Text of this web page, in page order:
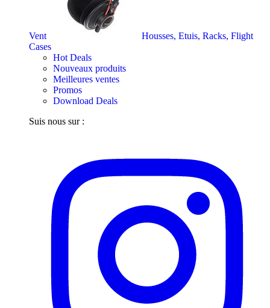
Vent
Housses, Etuis, Racks, Flight
Cases
Hot Deals
Nouveaux produits
Meilleures ventes
Promos
Download Deals
Suis nous sur :